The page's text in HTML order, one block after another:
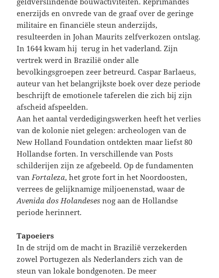
enerzijds en onvrede van de graaf over de geringe
militaire en financiële steun anderzijds,
resulteerden in Johan Maurits zelfverkozen ontslag.
In 1644 kwam hij terug in het vaderland. Zijn
vertrek werd in Brazilië onder alle
bevolkingsgroepen zeer betreurd. Caspar Barlaeus,
auteur van het belangrijkste boek over deze periode
beschrijft de emotionele taferelen die zich bij zijn
afscheid afspeelden.
Aan het aantal verdedigingswerken heeft het verlies
van de kolonie niet gelegen: archeologen van de
New Holland Foundation ontdekten maar liefst 80
Hollandse forten. In verschillende van Posts
schilderijen zijn ze afgebeeld. Op de fundamenten
van Fortaleza, het grote fort in het Noordoosten,
verrees de gelijknamige miljoenenstad, waar de
Avenida dos Holandesesnog aan de Hollandse
periode herinnert.
Tapoeiers
In de strijd om de macht in Brazilië verzekerden
zowel Portugezen als Nederlanders zich van de
steun van lokale bondgenoten. De meer